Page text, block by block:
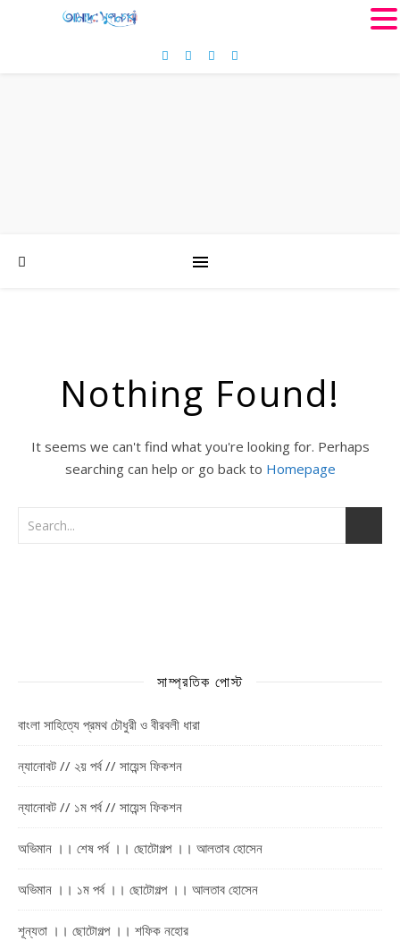
Nothing Found!
It seems we can't find what you're looking for. Perhaps
searching can help or go back to Homepage
সাম্প্রতিক পোস্ট
বাংলা সাহিত্যে প্রমথ চৌধুরী ও বীরবলী ধারা
ন্যানোবট // ২য় পর্ব // সায়েন্স ফিকশন
ন্যানোবট // ১ম পর্ব // সায়েন্স ফিকশন
অভিমান ।। শেষ পর্ব ।। ছোটোগল্প ।। আলতাব হোসেন
অভিমান ।। ১ম পর্ব ।। ছোটোগল্প ।। আলতাব হোসেন
শূন্যতা ।। ছোটোগল্প ।। শফিক নহোর